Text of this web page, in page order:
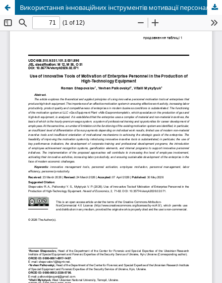
Використання інноваційних інструментів мотивації персоналу підприємства у виробництві високотехнологічного обладнання